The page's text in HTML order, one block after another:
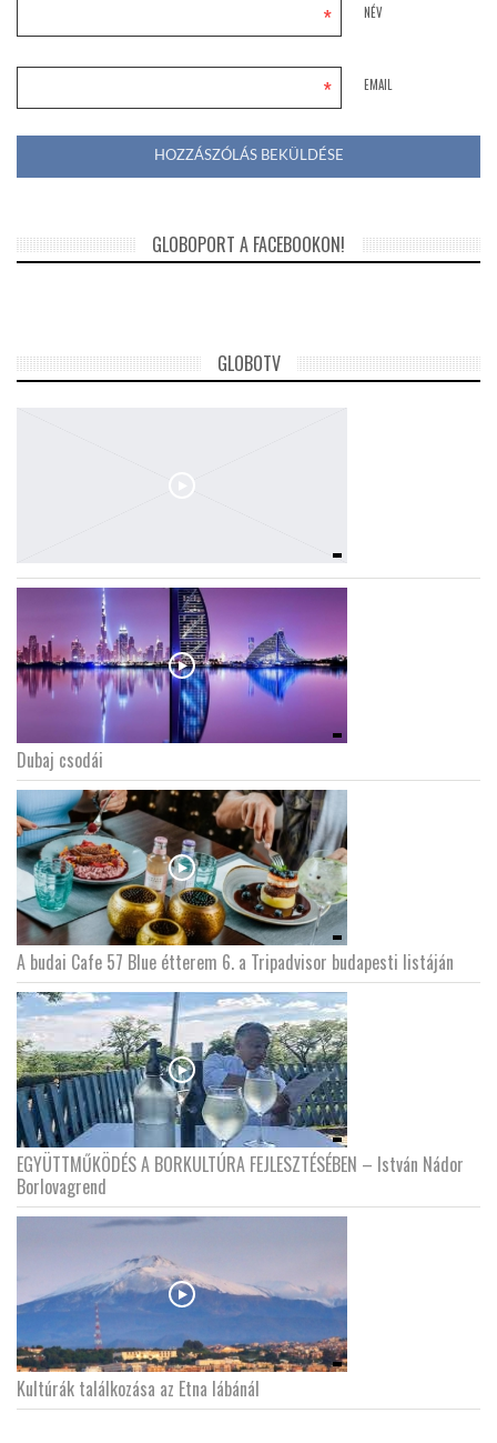
NÉV
*
EMAIL
*
GLOBOPORT A FACEBOOKON!
GLOBOTV
Dubaj csodái
A budai Cafe 57 Blue étterem 6. a Tripadvisor budapesti listáján
EGYÜTTMŰKÖDÉS A BORKULTÚRA FEJLESZTÉSÉBEN – István Nádor
Borlovagrend
Kultúrák találkozása az Etna lábánál